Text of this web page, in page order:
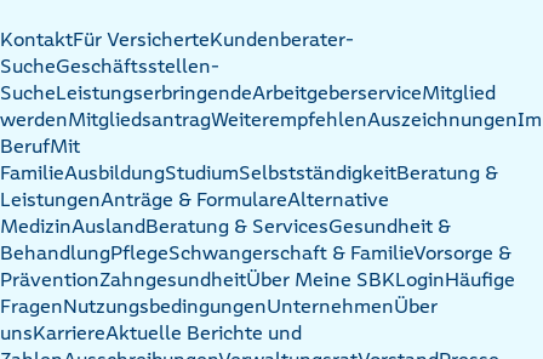
KontaktFür VersicherteKundenberater-
SucheGeschäftsstellen-
SucheLeistungserbringendeArbeitgeberserviceMitglied
werdenMitgliedsantragWeiterempfehlenAuszeichnungenIm
BerufMit
FamilieAusbildungStudiumSelbstständigkeitBeratung &
LeistungenAnträge & FormulareAlternative
MedizinAuslandBeratung & ServicesGesundheit &
BehandlungPflegeSchwangerschaft & FamilieVorsorge &
PräventionZahngesundheitÜber Meine SBKLoginHäufige
FragenNutzungsbedingungenUnternehmenÜber
unsKarriereAktuelle Berichte und